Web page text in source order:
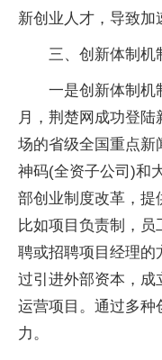
新创业人才，导致加
三、创新体制机
一是创新体制机
月，荆楚网成功登
场的省级全国重点新
神码(全资子公司)和
部创业制度改革，提
比如项目负责制，
聘或招聘项目经理的
过引进外部资本，成
运营项目。通过多种
力。